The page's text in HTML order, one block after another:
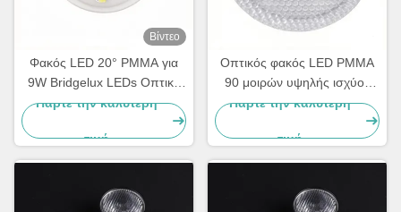
Βίντεο
Φακός LED 20° PMMA για
9W Bridgelux LEDs Οπτική
λύση για τούνελ, έμφαση και
Πάρτε την καλύτερη
τιμή
Οπτικός φακός LED PMMA
90 μοιρών υψηλής ισχύος
1W/3W για τσιπ LED υψηλής
Πάρτε την καλύτερη
τιμή